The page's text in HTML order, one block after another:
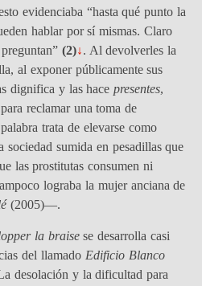
evidenciaba “hasta qué punto la
hablar por sí mismas. Claro
(2)↓. Al devolverles la
al exponer públicamente sus
dignifica y las hacepresentes,
reclamar una toma de
trata de elevarse como
sociedad sumida en pesadillas que
las prostitutas consumen ni
lograba la mujer anciana de
(2005)—.
la braisese desarrolla casi
del llamado Edificio Blanco
desolación y la dificultad para